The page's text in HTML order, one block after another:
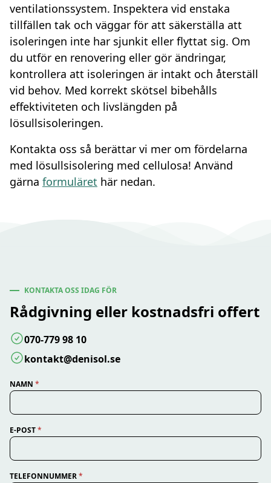
ventilationssystem. Inspektera vid enstaka
tillfällen tak och väggar för att säkerställa att
isoleringen inte har sjunkit eller flyttat sig. Om
du utför en renovering eller gör ändringar,
kontrollera att isoleringen är intakt och återställ
vid behov. Med korrekt skötsel bibehålls
effektiviteten och livslängden på
lösullsisoleringen.
Kontakta oss så berättar vi mer om fördelarna
med lösullsisolering med cellulosa! Använd
gärna formuläret här nedan.
KONTAKTA OSS IDAG FÖR
Rådgivning eller kostnadsfri offert
070-779 98 10
kontakt@denisol.se
NAMN *
E-POST*
TELEFONNUMMER*